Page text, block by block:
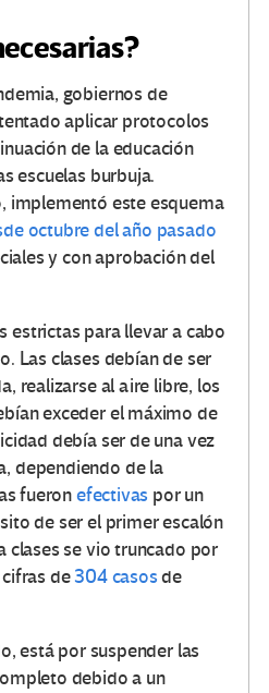
gobiernos de
aplicar protocolos
de la educación
escuelas burbuja.
implementó este esquema
octubre del año pasado
y con aprobación del
estrictas para llevar a cabo
Las clases debían de ser
realizarse al aire libre, los
exceder el máximo de
debía ser de una vez
dependiendo de la
fueronefectivas por un
de ser el primer escalón
clases se vio truncado por
cifras de304 casosde
está por suspender las
debido a un